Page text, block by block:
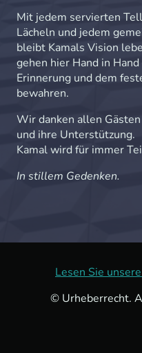
Mit jedem servierten
Lächeln und jedem
bleibt Kamals Vision
gehen hier Hand in
Erinnerung und dem
bewahren.
Wir danken allen
und ihre Unterstützung.
Kamal wird für immer
In stillem Gedenken.
Lesen Sie
© Urheberrecht.